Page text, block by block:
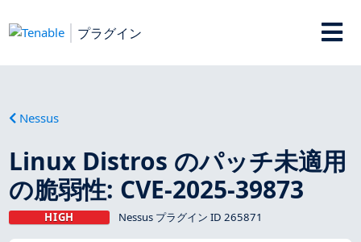
プラグイン
Nessus
Linux Distros のパッチ未適用
の脆弱性: CVE-2025-39873
HIGH Nessus プラグイン ID 265871